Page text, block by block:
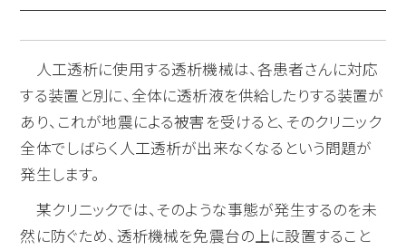
人工透析に使用する透析機械は、各患者さんに対応
する装置と別に、全体に透析液を供給したりする装置が
あり、これが地震による被害を受けると、そのクリニック
全体でしばらく人工透析が出来なくなるという問題が
発生します。
某クリニックでは、そのような事態が発生するのを未
然に防ぐため、透析機械を免震台の上に設置すること